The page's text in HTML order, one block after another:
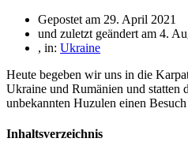
Gepostet am 29. April 2021
und zuletzt geändert am 4.
, in: Ukraine
Heute begeben wir uns in die
Ukraine und Rumänien und statten
unbekannten Huzulen einen Besuch
Inhaltsverzeichnis